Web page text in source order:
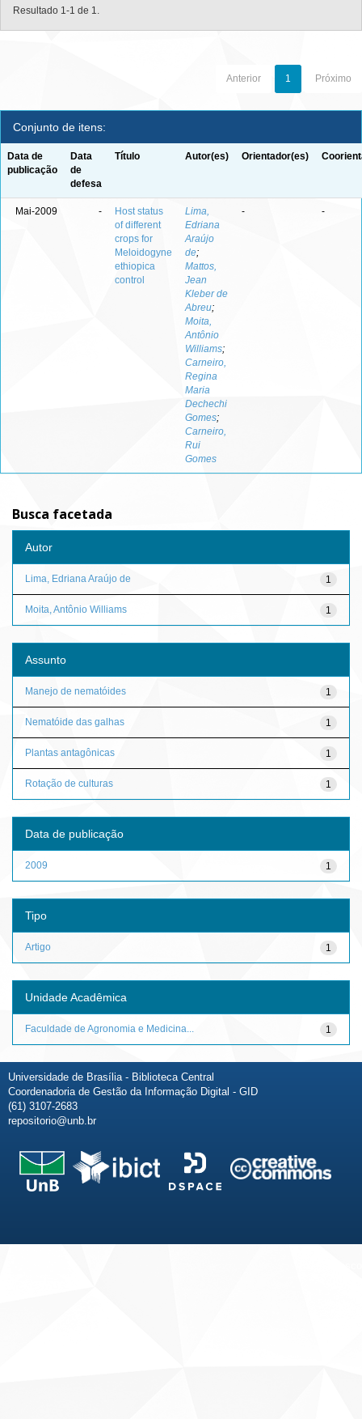
Resultado 1-1 de 1.
Anterior 1 Próximo
Conjunto de itens:
Data de
publicação
Data
de
defesa
Título Autor(es) Orientador(es)
Mai-2009 -
Host status
of different
crops for
Meloidogyne
ethiopica
control
Lima,
Edriana
Araújo
de;
Mattos,
Jean
Kleber de
Abreu;
Moita,
Antônio
Williams;
Carneiro,
Regina
Maria
Dechechi
Gomes;
Carneiro,
Rui
Gomes
- -
Busca facetada
Autor
1
Lima, Edriana Araújo de
1
Moita, Antônio Williams
Assunto
1
Manejo de nematóides
1
Nematóide das galhas
1
Plantas antagônicas
1
Rotação de culturas
Data de publicação
1
2009
Tipo
1
Artigo
Unidade Acadêmica
1
Faculdade de Agronomia e Medicina...
Universidade de Brasília - Biblioteca Central
Coordenadoria de Gestão da Informação Digital - GID
(61) 3107-2683
repositorio@unb.br